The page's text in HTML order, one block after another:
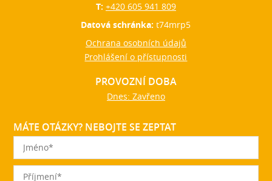
T: +420 605 941 809
Datová schránka:t74mrp5
Ochrana osobních údajů
Prohlášení o přístupnosti
PROVOZNÍ DOBA
Dnes: Zavřeno
MÁTE OTÁZKY? NEBOJTE SE ZEPTAT